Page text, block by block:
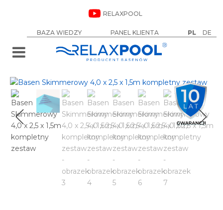
RELAXPOOL
BAZA WIEDZY PANEL KLIENTA PL DE